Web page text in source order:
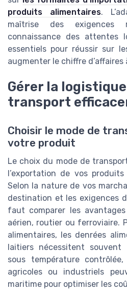
produits alimentaires.
maîtrise des exigences
connaissance des attentes
essentiels pour réussir sur
augmenter le chiffre d’affaires
Gérer la
transport
Choisir le mode de
votre produit
Le choix du mode de
l’exportation de vos
Selon la nature de vos
destination et les exigences
faut comparer les
aérien, routier ou ferroviaire.
alimentaires, les denrées
laitiers nécessitent
sous température
agricoles ou industriels
maritime pour optimiser les